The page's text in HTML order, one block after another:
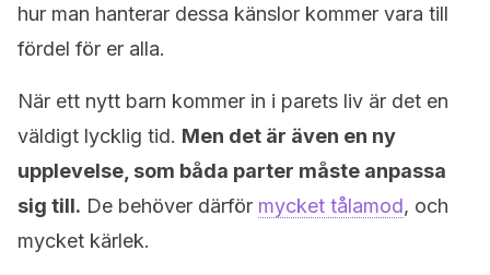
hur man hanterar dessa känslor kommer vara till
fördel för er alla.
När ett nytt barn kommer in i parets liv är det en
väldigt lycklig tid. Men det är även en ny
upplevelse, som båda parter måste anpassa
sig till. De behöver därför mycket tålamod, och
mycket kärlek.